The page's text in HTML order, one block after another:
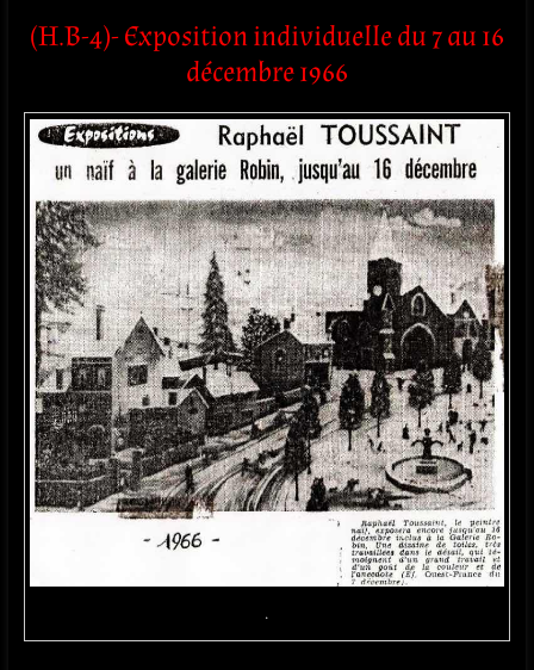
(H.B-4)- Exposition individuelle du 7 au 16
décembre 1966
.